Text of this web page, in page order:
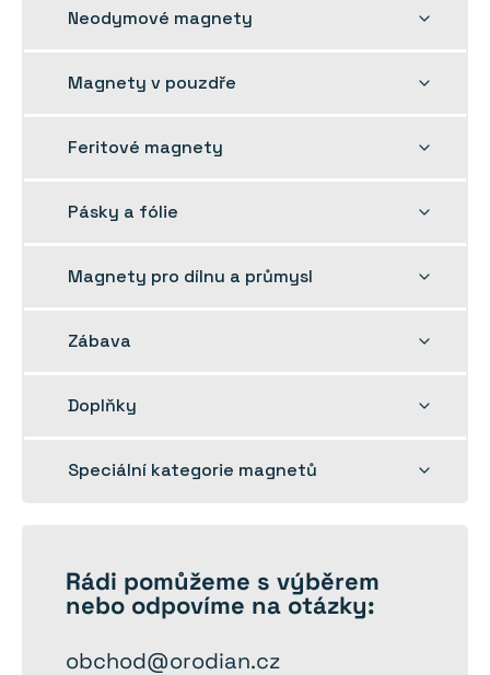
Neodymové magnety
Rozbalit
Magnety v pouzdře
Rozbalit
Feritové magnety
Rozbalit
Pásky a fólie
Rozbalit
Magnety pro dílnu a průmysl
Rozbalit
Zábava
Rozbalit
Doplňky
Rozbalit
Speciální kategorie magnetů
Rozbalit
Rádi pomůžeme s výběrem
nebo odpovíme na otázky:
obchod@orodian.cz